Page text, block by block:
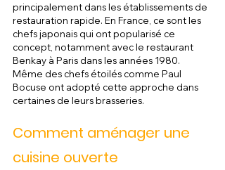
principalement dans les établissements de
restauration rapide. En France, ce sont les
chefs japonais qui ont popularisé ce
concept, notamment avec le restaurant
Benkay à Paris dans les années 1980.
Même des chefs étoilés comme Paul
Bocuse ont adopté cette approche dans
certaines de leurs brasseries.
Comment aménager une
cuisine ouverte